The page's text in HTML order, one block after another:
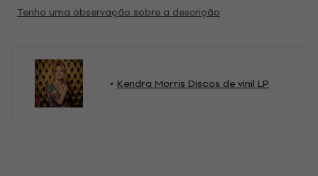
Tenho uma observação sobre a descrição
Kendra Morris Discos de vinil LP